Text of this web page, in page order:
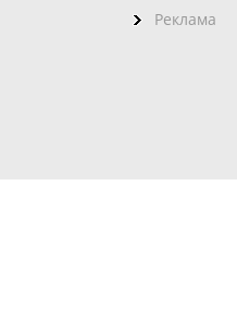
Реклама